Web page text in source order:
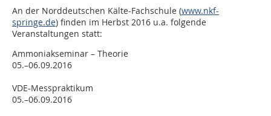
An der Norddeutschen Kälte-Fachschule (www.nkf-
springe.de) finden im Herbst 2016 u.a. folgende
Veranstaltungen statt:
Ammoniakseminar – Theorie
05.–06.09.2016
VDE-Messpraktikum
05.–06.09.2016